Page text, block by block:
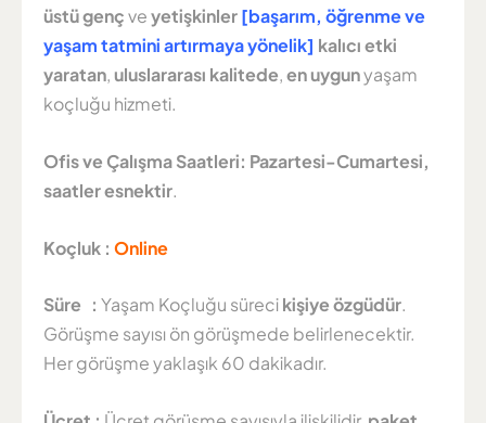
üstügençveyetişkinler[başarım, öğrenme ve
yaşam tatmini artırmaya yönelik] kalıcı etki
yaratan, uluslararası kalitede,en uygunyaşam
koçluğu hizmeti.
Ofis ve Çalışma Saatleri: Pazartesi-Cumartesi,
saatler esnektir.
Koçluk : Online
Süre : Yaşam Koçluğu sürecikişiye özgüdür.
Görüşme sayısı ön görüşmede belirlenecektir.
Her görüşme yaklaşık 60 dakikadır.